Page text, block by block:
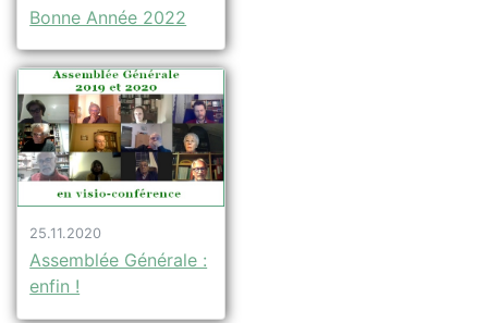
Bonne Année 2022
25.11.2020
Assemblée Générale :
enfin !